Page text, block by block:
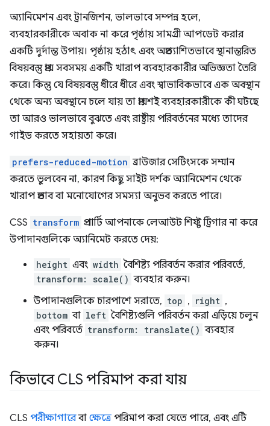
অ্যানিমেশন এবং ট্রানজিশন, ভালভাবে সম্পন্ন হলে,
ব্যবহারকারীকে অবাক না করে পৃষ্ঠায় সামগ্রী আপডেট করার
একটি দুর্দান্ত উপায়। পৃষ্ঠায় হঠাৎ এবং অপ্রত্যাশিতভাবে স্থানান্তরিত
বিষয়বস্তু প্রায় সবসময় একটি খারাপ ব্যবহারকারীর অভিজ্ঞতা তৈরি
করে। কিন্তু যে বিষয়বস্তু ধীরে ধীরে এবং স্বাভাবিকভাবে এক অবস্থান
থেকে অন্য অবস্থানে চলে যায় তা প্রায়শই ব্যবহারকারীকে কী ঘটছে
তা আরও ভালভাবে বুঝতে এবং রাষ্ট্রীয় পরিবর্তনের মধ্যে তাদের
গাইড করতে সহায়তা করে।
prefers-reduced-motion ব্রাউজার সেটিংসকে সম্মান
করতে ভুলবেন না, কারণ কিছু সাইট দর্শক অ্যানিমেশন থেকে
খারাপ প্রভাব বা মনোযোগের সমস্যা অনুভব করতে পারে।
CSS transform প্রপার্টি আপনাকে লেআউট শিফ্ট ট্রিগার না করে
উপাদানগুলিকে অ্যানিমেট করতে দেয়:
height এবং width বৈশিষ্ট্য পরিবর্তন করার পরিবর্তে,
transform: scale() ব্যবহার করুন।
উপাদানগুলিকে চারপাশে সরাতে, top , right ,
bottom বা left বৈশিষ্ট্যগুলি পরিবর্তন করা এড়িয়ে চলুন
এবং পরিবর্তে transform: translate() ব্যবহার
করুন।
কিভাবে CLS পরিমাপ করা যায়
CLS পরীক্ষাগারেবা ক্ষেত্রে পরিমাপ করা যেতে পারে, এবং এটি